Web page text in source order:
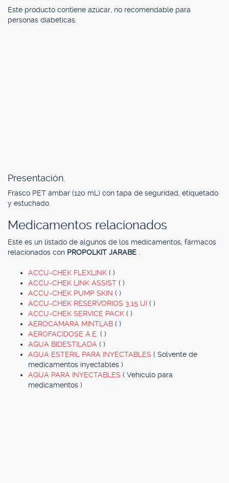
Este producto contiene azúcar, no recomendable para
personas diabéticas.
Presentación.
Frasco PET ámbar (120 mL) con tapa de seguridad, etiquetado
y estuchado.
Medicamentos relacionados
Este es un listado de algunos de los medicamentos, fármacos
relacionados con PROPOLKIT JARABE
ACCU-CHEK FLEXLINK ( )
ACCU-CHEK LINK ASSIST ( )
ACCU-CHEK PUMP SKIN ( )
ACCU-CHEK RESERVORIOS 3,15 UI ( )
ACCU-CHEK SERVICE PACK ( )
AEROCAMARA MINTLAB ( )
AEROFACIDOSE A.E. ( )
AGUA BIDESTILADA ( )
AGUA ESTERIL PARA INYECTABLES ( Solvente de
medicamentos inyectables )
AGUA PARA INYECTABLES ( Vehículo para
medicamentos )